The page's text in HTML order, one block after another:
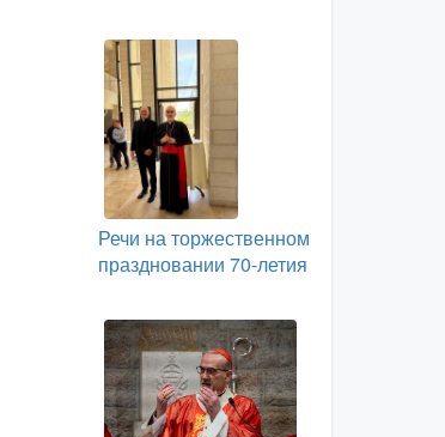
Речи на торжественном
праздновании 70-летия